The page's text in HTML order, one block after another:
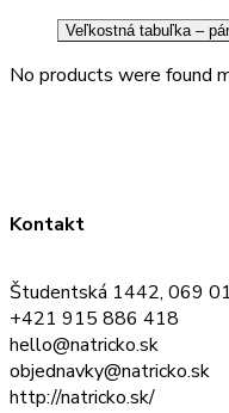
Veľkostná tabuľka –
No products were found
Kontakt
Študentská 1442, 069
+421 915 886 418
hello@natricko.sk
objednavky@natricko.sk
http://natricko.sk/